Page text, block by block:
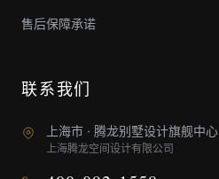
售后保障承诺
联系我们
上海市 · 腾龙别墅设计旗舰中心
上海腾龙空间设计有限公司